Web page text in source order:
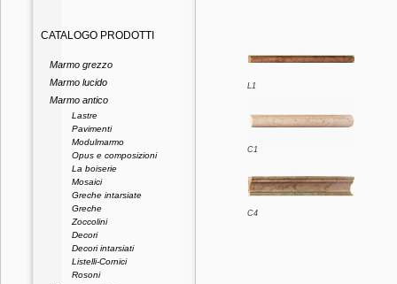
CATALOGO PRODOTTI
Marmo grezzo
Marmo lucido
Marmo antico
Lastre
Pavimenti
Modulmarmo
Opus e composizioni
La boiserie
Mosaici
Greche intarsiate
Greche
Zoccolini
Decori
Decori intarsiati
Listelli-Cornici
Rosoni
L1
C1
C4